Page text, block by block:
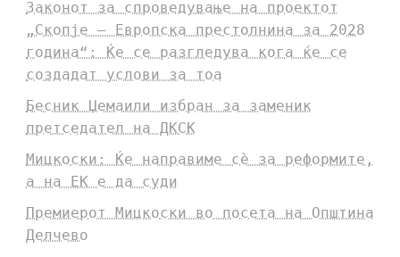
Законот за спроведување на проектот
„Скопје – Европска престолнина за 2028
година“: Ќе се разгледува кога ќе се
создадат услови за тоа
Бесник Џемаили избран за заменик
претседател на ДКСК
Мицкоски: Ќе направиме сè за реформите,
а на ЕК е да суди
Премиерот Мицкоски во посета на Општина
Делчево